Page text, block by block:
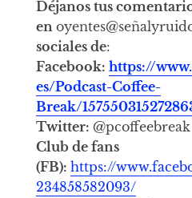
Déjanos tus
en
sociales de:
Facebook: https://
es/Podcast-Coffee-
Break/
Twitter: @pcoffeebreak
Club de fans
(FB): https://
234858582093/